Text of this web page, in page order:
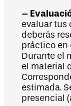
–
evaluar tus
deberás
práctico en
Durante el
el material
estimada.
presencial